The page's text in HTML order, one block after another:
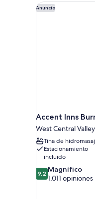
no
fumadores,
Anuncio
Accent Inns
West Central Valley
Tina de
Estacionamiento
incluido
9.2
de
9.2 Magnífico
1,011 opiniones
Accent Inns